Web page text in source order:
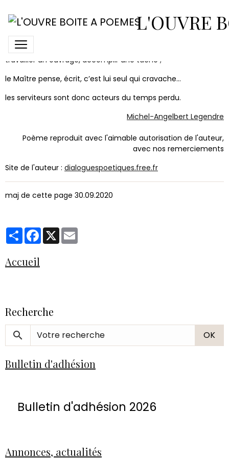
L'OUVRE
Recherche : quatrain
Un valet, Marcel Proust ne l’a jamais bien vu
travailler un ouvrage, accomplir une tâche ;
le Maître pense, écrit, c’est lui seul qui cravache…
les serviteurs sont donc acteurs du temps perdu.
Michel-Angelbert Legendre
Poème reproduit avec l'aimable autorisation de l'auteur,
avec nos remerciements
Site de l'auteur : dialoguespoetiques.free.fr
maj de cette page 30.09.2020
PartagerFacebook
X
Accueil
Recherche
OK
Bulletin d'adhésion
Bulletin d'adhésion 2026
Annonces, actualités